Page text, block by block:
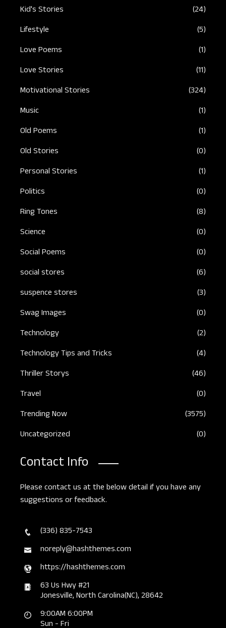
Kid's Stories
(24)
Lifestyle
(5)
Love Poems
(1)
Love Stories
(11)
Motivational Stories
(324)
Music
(1)
Old Poems
(1)
Old Stories
(0)
Personal Stories
(1)
Politics
(0)
Ring Tones
(8)
Science
(0)
Social Poems
(0)
social stores
(6)
suspence stores
(3)
Swag Images
(0)
Technology
(2)
Technology Tips and Tricks
(4)
Thriller Storys
(46)
Travel
(0)
Trending Now
(3575)
Uncategorized
(0)
Contact Info
Please contact us at the below detail if you have any
suggestions or feedback.
(336) 835-7543
noreply@hashthemes.com
https://hashthemes.com
63 Us Hwy #21
Jonesville, North Carolina(NC), 28642
9:00AM 6:00PM
Sun - Fri